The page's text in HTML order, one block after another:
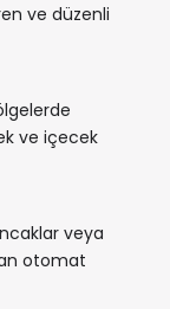
ve düzenli
ve içecek
veya
otomat